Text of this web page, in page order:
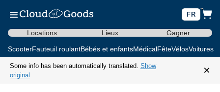
FR
Locations Lieux Gagner
ScooterFauteuil roulantBébés et enfantsMédicalFêteVélosVoitures
Some info has been automatically translated. Show
original
×